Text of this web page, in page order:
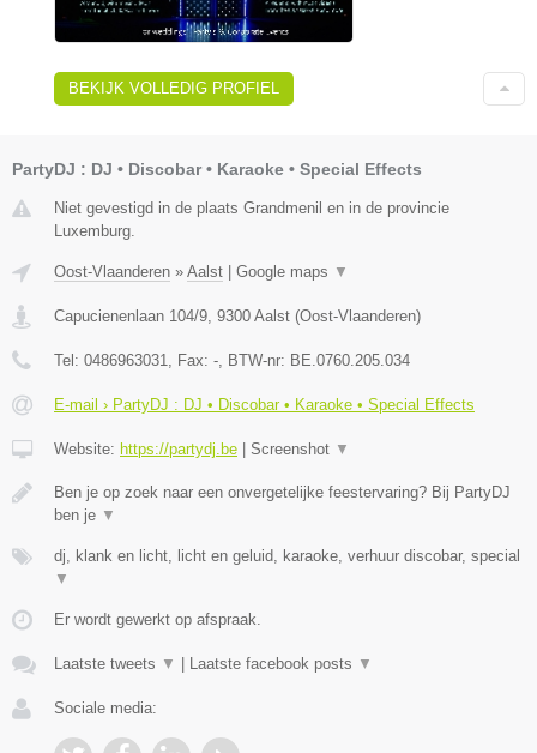
BEKIJK VOLLEDIG PROFIEL
PartyDJ : DJ • Discobar • Karaoke • Special Effects
Niet gevestigd in de plaats Grandmenil en in de provincie
Luxemburg.
Oost-Vlaanderen » Aalst Google maps ▼
Capucienenlaan 104/9, 9300 Aalst (Oost-Vlaanderen)
Tel: 0486963031, Fax: -, BTW-nr: BE.0760.205.034
E-mail › PartyDJ : DJ • Discobar • Karaoke • Special Effects
Website: https://partydj.be Screenshot ▼
Ben je op zoek naar een onvergetelijke feestervaring? Bij PartyDJ
ben je ▼
dj, klank en licht, licht en geluid, karaoke, verhuur discobar, special
▼
Er wordt gewerkt op afspraak.
Laatste tweets ▼ Laatste facebook posts ▼
Sociale media: